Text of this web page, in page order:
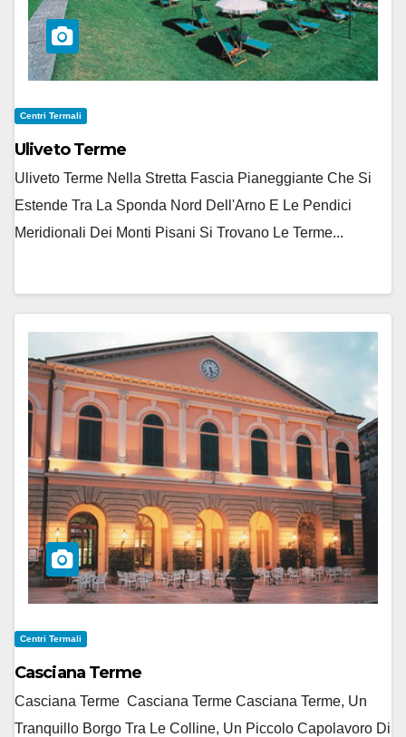
Centri Termali
Uliveto Terme
Uliveto Terme Nella Stretta Fascia Pianeggiante Che Si
Estende Tra La Sponda Nord Dell'Arno E Le Pendici
Meridionali Dei Monti Pisani Si Trovano Le Terme...
Centri Termali
Casciana Terme
Casciana Terme Casciana Terme Casciana Terme, Un
Tranquillo Borgo Tra Le Colline, Un Piccolo Capolavoro Di